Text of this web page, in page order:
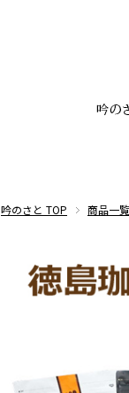
吟のさと TOP 商品一覧